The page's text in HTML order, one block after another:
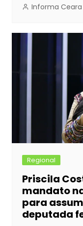
Informa Ceara
Regional
Priscila
mandato
para
deputada